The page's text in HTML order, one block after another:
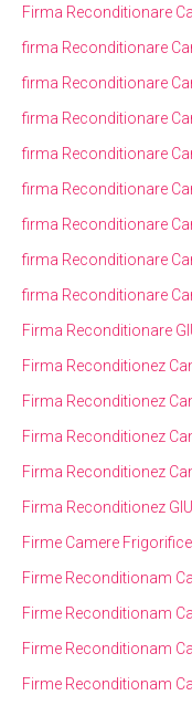
Firma Reconditionare
firma Reconditionare
firma Reconditionare
firma Reconditionare
firma Reconditionare
firma Reconditionare
firma Reconditionare
firma Reconditionare
firma Reconditionare
Firma Reconditionare
Firma Reconditionez
Firma Reconditionez
Firma Reconditionez
Firma Reconditionez
Firma Reconditionez
Firme Camere Frigorifice
Firme Reconditionam
Firme Reconditionam
Firme Reconditionam
Firme Reconditionam